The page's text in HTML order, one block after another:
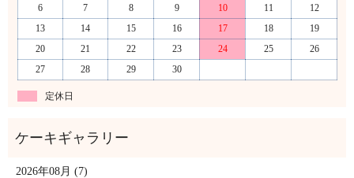
6
7 8 9 10 11
12
13
14 15 16 17 18
19
20
21 22 23 24 25
26
27
28 29 30
定休日
2026年08月 (7)